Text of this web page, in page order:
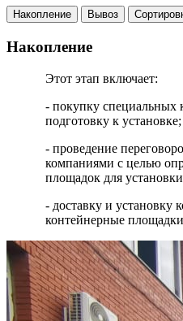
Накопление Вывоз
Накопление
Этот этап включает:
- покупку специальных
подготовку к установке;
- проведение
компаниями с целью
площадок для
- доставку и установку
контейнерные